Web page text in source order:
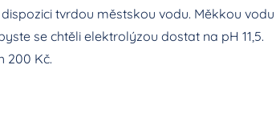
tvrdou městskou vodu. Měkkou vodu
se chtěli elektrolýzou dostat na pH 11,5.
200 Kč.